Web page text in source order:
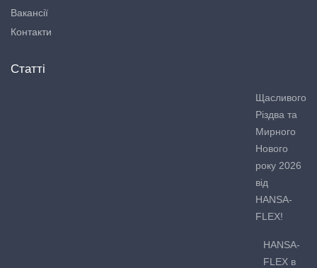
Вакансії
Контакти
Статті
Щасливого
Різдва та
Мирного
Нового
року 2026
від
HANSA-
FLEX!
HANSA-
FLEX в